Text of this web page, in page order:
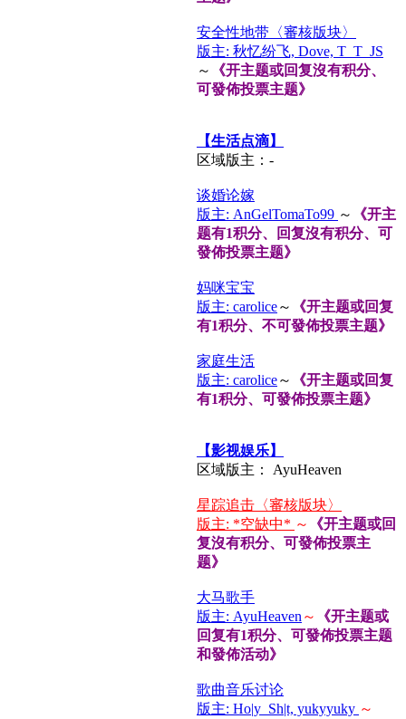
安全性地带〈審核版块〉
版主: 秋忆纷飞, Dove, T_T_JS
～
《开主题或回复沒有积分、
可發佈投票主题》
【生活点滴】
区域版主：-
谈婚论嫁
版主: AnGelTomaTo99 ～
《开主
题有1积分、回复沒有积分、可
發佈投票主题》
妈咪宝宝
版主: carolice～
《开主题或回复
有1积分、不可發佈投票主题》
家庭生活
版主: carolice～
《开主题或回复
有1积分、可發佈投票主题》
【影视娱乐】
区域版主： AyuHeaven
星踪追击〈審核版块〉
版主: *空缺中* ～
《开主题或回
复沒有积分、可發佈投票主
题》
大马歌手
版主: AyuHeaven ～
《开主题或
回复有1积分、可發佈投票主题
和發佈活动》
歌曲音乐讨论
版主: Ho|y_Sh|t, yukyyuky ～